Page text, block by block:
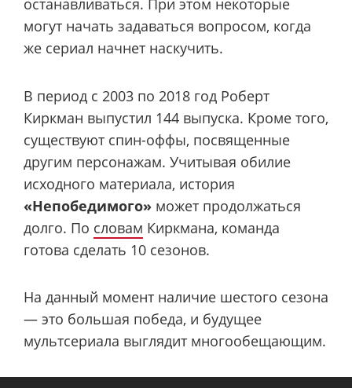
останавливаться. При этом некоторые
могут начать задаваться вопросом, когда
же сериал начнет наскучить.
В период с 2003 по 2018 год Роберт
Киркман выпустил 144 выпуска. Кроме того,
существуют спин-оффы, посвященные
другим персонажам. Учитывая обилие
исходного материала, история
«Непобедимого» может продолжаться
долго. По словам Киркмана, команда
готова сделать 10 сезонов.
На данный момент наличие шестого сезона
— это большая победа, и будущее
мультсериала выглядит многообещающим.